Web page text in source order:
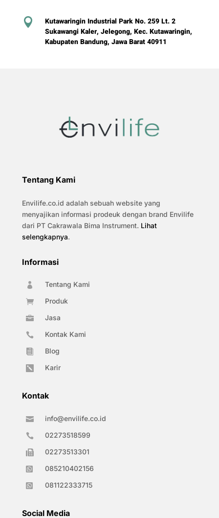

Kutawaringin Industrial Park No. 259 Lt. 2
Sukawangi Kaler, Jelegong, Kec. Kutawaringin,
Kabupaten Bandung, Jawa Barat 40911
Tentang Kami
Envilife.co.id adalah sebuah website yang
menyajikan informasi prodeuk dengan brand Envilife
dari PT Cakrawala Bima Instrument. Lihat
selengkapnya.
Informasi
 Tentang Kami
 Produk
 Jasa
 Kontak Kami
 Blog
 Karir
Kontak
 info@envilife.co.id
 02273518599
 02273513301
 085210402156
 081122333715
Social Media